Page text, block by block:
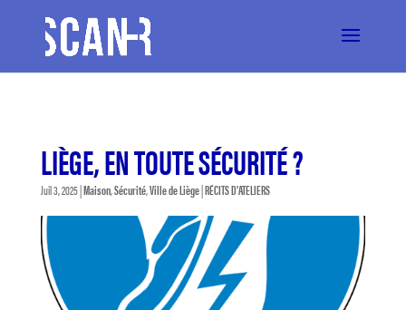
LIÈGE, EN TOUTE SÉCURITÉ ?
Juil 3, 2025|Maison,Sécurité,Ville de Liège|RÉCITS D'ATELIERS